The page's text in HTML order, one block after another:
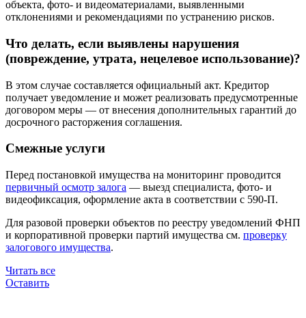
объекта, фото- и видеоматериалами, выявленными
отклонениями и рекомендациями по устранению рисков.
Что делать, если выявлены нарушения
(повреждение, утрата, нецелевое использование)?
В этом случае составляется официальный акт. Кредитор
получает уведомление и может реализовать предусмотренные
договором меры — от внесения дополнительных гарантий до
досрочного расторжения соглашения.
Смежные услуги
Перед постановкой имущества на мониторинг проводится
первичный осмотр залога — выезд специалиста, фото- и
видеофиксация, оформление акта в соответствии с 590-П.
Для разовой проверки объектов по реестру уведомлений ФНП
и корпоративной проверки партий имущества см. проверку
залогового имущества.
Читать все
Оставить